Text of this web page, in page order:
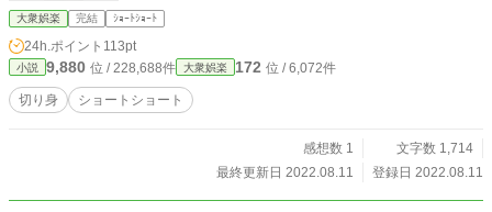
大衆娯楽 完結 ｼｮｰﾄｼｮｰﾄ
24h.ポイント 113pt
小説 9,880 位 / 228,688件 大衆娯楽 172 位 / 6,072件
切り身 ショートショート
感想数 1
文字数 1,714
最終更新日 2022.08.11
登録日 2022.08.11